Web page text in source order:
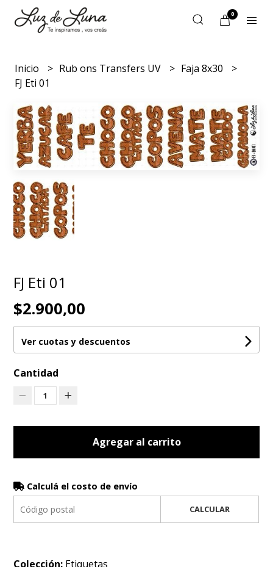
0
Inicio Rub ons Transfers UV
Faja 8x30
FJ Eti 01
FJ Eti 01
$2.900,00
Ver cuotas y descuentos
Cantidad
1
Agregar al carrito
Calculá el costo de envío
CALCULAR
Colección: Etiquetas